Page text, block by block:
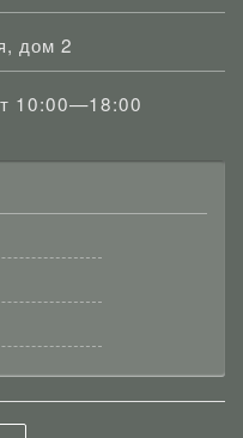
дом 2
10:00—18:00